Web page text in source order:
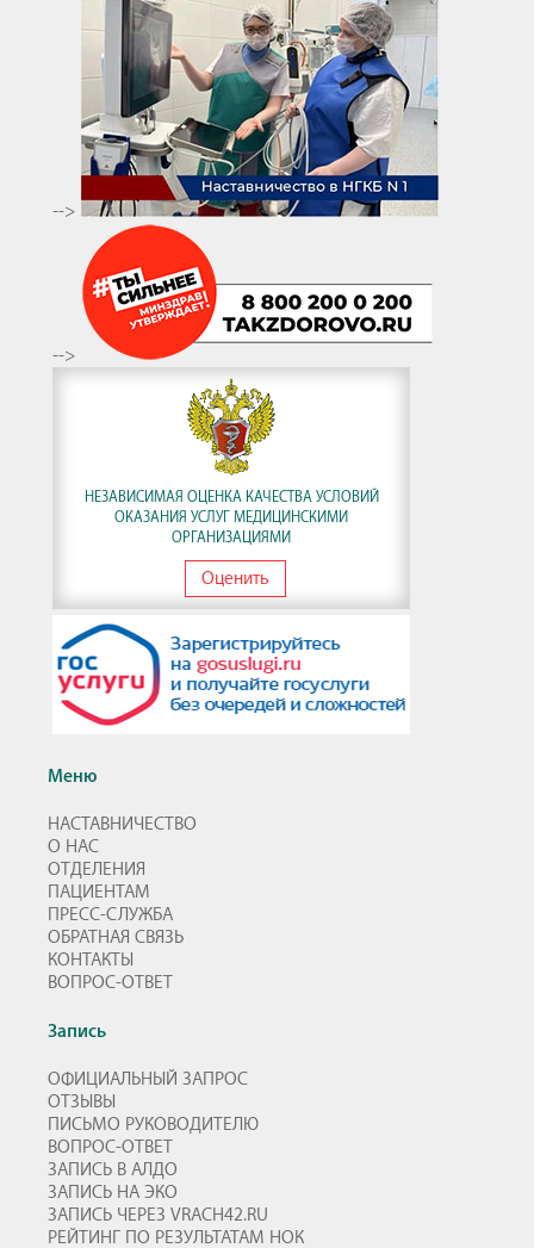
-->
-->
НЕЗАВИСИМАЯ ОЦЕНКА КАЧЕСТВА УСЛОВИЙ
ОКАЗАНИЯ УСЛУГ МЕДИЦИНСКИМИ
ОРГАНИЗАЦИЯМИ
Оценить
Меню
НАСТАВНИЧЕСТВО
О НАС
ОТДЕЛЕНИЯ
ПАЦИЕНТАМ
ПРЕСС-СЛУЖБА
ОБРАТНАЯ СВЯЗЬ
КОНТАКТЫ
ВОПРОС-ОТВЕТ
Запись
ОФИЦИАЛЬНЫЙ ЗАПРОС
ОТЗЫВЫ
ПИСЬМО РУКОВОДИТЕЛЮ
ВОПРОС-ОТВЕТ
ЗАПИСЬ В АЛДО
ЗАПИСЬ НА ЭКО
ЗАПИСЬ ЧЕРЕЗ VRACH42.RU
РЕЙТИНГ ПО РЕЗУЛЬТАТАМ НОК